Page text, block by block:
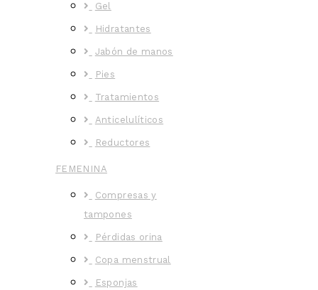
Gel
Hidratantes
Jabón de manos
Pies
Tratamientos
Anticelulíticos
Reductores
FEMENINA
Compresas y
tampones
Pérdidas orina
Copa menstrual
Esponjas